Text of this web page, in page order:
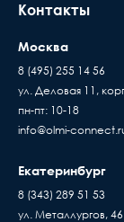
до
Время
товара
В
с Пн. по
Контакты
Москва
8 (495) 255 14 56
ул. Деловая 11,
пн-пт: 10-18
info@olmi-
Екатеринбург
8 (343) 289 51 53
ул. Металлургов, 46